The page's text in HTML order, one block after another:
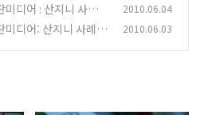
미디어 : 산지니 사례
2010.06.04
미디어: 산지니 사례
2010.06.03